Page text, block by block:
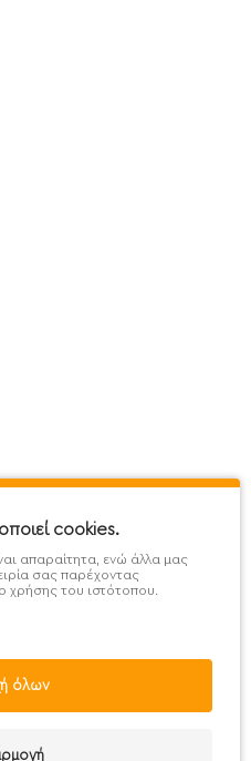
in Athens
cookies.
απαραίτητα, ενώ άλλα μας
σας παρέχοντας
χρήσης του ιστότοπου.
όλων